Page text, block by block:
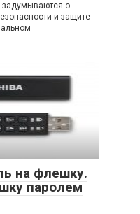
задумываются о
и защите
на флешку.
паролем